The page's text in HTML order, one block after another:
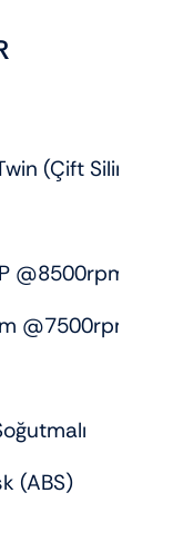
(Çift Silindir)
@8500rpm
@7500rpm
(ABS)